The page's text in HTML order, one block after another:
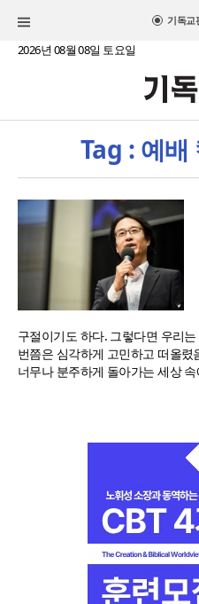
기독교
2026년 08월 08일 토요일
Tag : 예배
구절이기도 하다. 그렇다면 우리
번쯤은 심각하게 고민하고 떠올
너무나 분주하게 돌아가는 세상